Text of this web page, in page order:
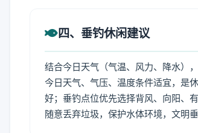
四、垂钓休闲建议
结合今日天气（气温、风力、降水）
今日天气、气压、温度条件适宜，是
好；垂钓点位优先选择背风、向阳、
随意丢弃垃圾，保护水体环境，文明垂